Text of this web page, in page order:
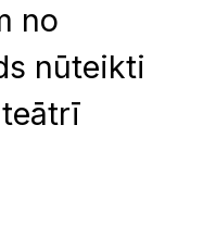
no
nūteikti